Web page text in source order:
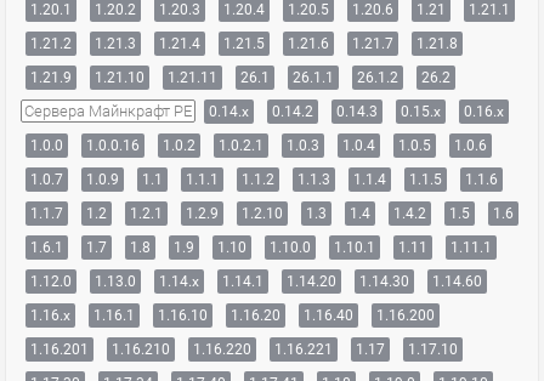
1.20.1
1.20.2 1.20.3 1.20.4 1.20.5 1.20.6 1.21
1.21.1
1.21.2
1.21.3 1.21.4 1.21.5 1.21.6 1.21.7
1.21.8
1.21.9
1.21.10 1.21.11 26.1 26.1.1 26.1.2 26.2
Сервера Майнкрафт PE 0.14.x 0.14.2 0.14.3 0.15.x
0.16.x
1.0.0
1.0.0.16 1.0.2 1.0.2.1 1.0.3 1.0.4 1.0.5
1.0.6
1.0.7
1.0.9 1.1 1.1.1 1.1.2 1.1.3 1.1.4 1.1.5
1.1.6
1.1.7
1.2 1.2.1 1.2.9 1.2.10 1.3 1.4 1.4.2 1.5
1.6
1.6.1
1.7 1.8 1.9 1.10 1.10.0 1.10.1 1.11
1.11.1
1.12.0
1.13.0 1.14.x 1.14.1 1.14.20 1.14.30
1.14.60
1.16.x
1.16.1 1.16.10 1.16.20 1.16.40
1.16.200
1.16.201
1.16.210 1.16.220 1.16.221 1.17
1.17.10